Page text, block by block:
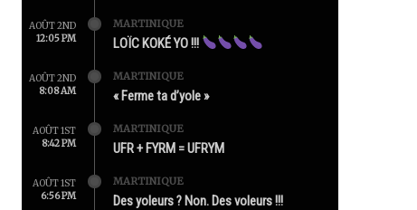
AOÛT 2ND
12:05 PM
MARTINIQUE
LOÏC KOKÉ YO !!!
AOÛT 2ND
8:08 AM
MARTINIQUE
« Ferme ta d’yole »
AOÛT 1ST
8:42 PM
MARTINIQUE
UFR + FYRM = UFRYM
AOÛT 1ST
6:56 PM
MARTINIQUE
Des yoleurs ? Non. Des voleurs !!!